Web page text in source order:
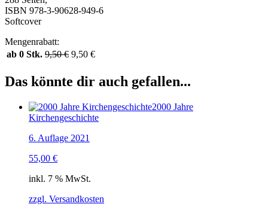
ISBN 978-3-90628-949-6
Softcover
Mengenrabatt:
ab 0 Stk. 9,50€ 9,50 €
Das könnte dir auch gefallen...
2000 Jahre
Kirchengeschichte
6. Auflage 2021
55,00 €
inkl. 7 % MwSt.
zzgl. Versandkosten